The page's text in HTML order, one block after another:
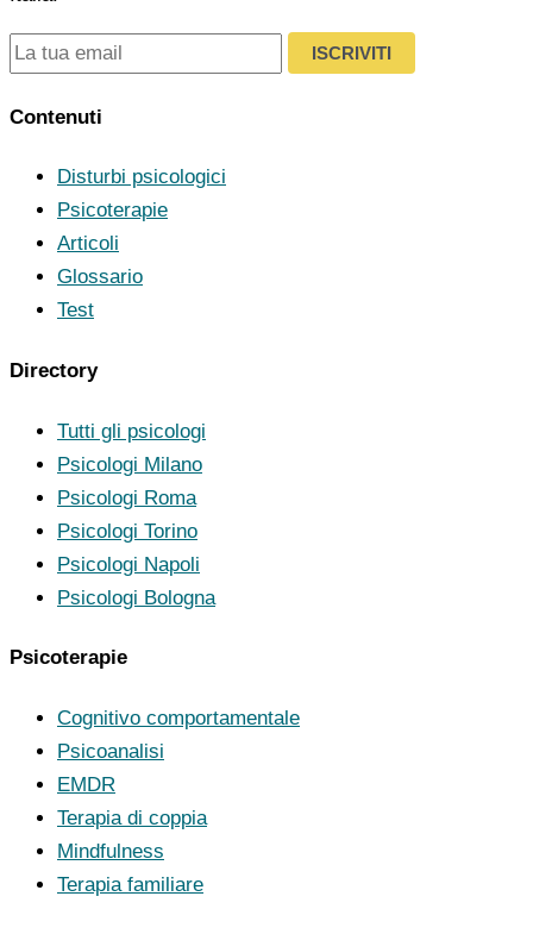
ISCRIVITI
Contenuti
Disturbi psicologici
Psicoterapie
Articoli
Glossario
Test
Directory
Tutti gli psicologi
Psicologi Milano
Psicologi Roma
Psicologi Torino
Psicologi Napoli
Psicologi Bologna
Psicoterapie
Cognitivo comportamentale
Psicoanalisi
EMDR
Terapia di coppia
Mindfulness
Terapia familiare